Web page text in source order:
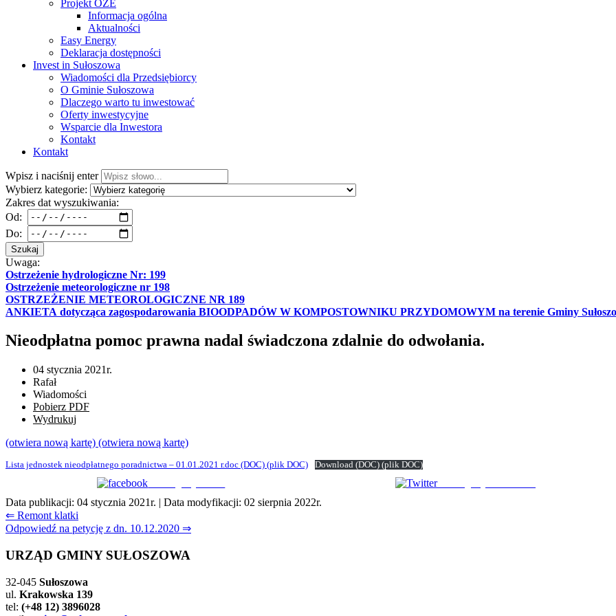
Projekt OZE
Informacja ogólna
Aktualności
Easy Energy
Deklaracja dostępności
Invest in Sułoszowa
Wiadomości dla Przedsiębiorcy
O Gminie Sułoszowa
Dlaczego warto tu inwestować
Oferty inwestycyjne
Wsparcie dla Inwestora
Kontakt
Kontakt
Wpisz i naciśnij enter
Wybierz kategorie:
Zakres dat wyszukiwania:
Od:
Do:
Szukaj
Uwaga:
Ostrzeżenie hydrologiczne Nr: 199
Ostrzeżenie meteorologiczne nr 198
OSTRZEŻENIE METEOROLOGICZNE NR 189
ANKIETA dotycząca zagospodarowania BIOODPADÓW W KOMPOSTOWNIKU PRZYDOMOWYM na terenie Gminy
Nieodpłatna pomoc prawna nadal świadczona zdalnie do odwołania.
04 stycznia 2021r.
Rafał
Wiadomości
Pobierz PDF
Wydrukuj
(otwiera nową kartę) (otwiera nową kartę)
Lista jednostek nieodpłatnego poradnictwa – 01.01.2021 r.doc (DOC) (plik DOC) Download(DOC)(plik DOC)
Udostępnij na Tweeter
Data publikacji: 04 stycznia 2021r. | Data modyfikacji: 02 sierpnia 2022r.
Nawigacja
wpisu
⇐ Remont klatki
Odpowiedź na petycję z dn. 10.12.2020 ⇒
URZĄD GMINY SUŁOSZOWA
32-045 Sułoszowa
ul. Krakowska 139
tel: (+48 12) 3896028